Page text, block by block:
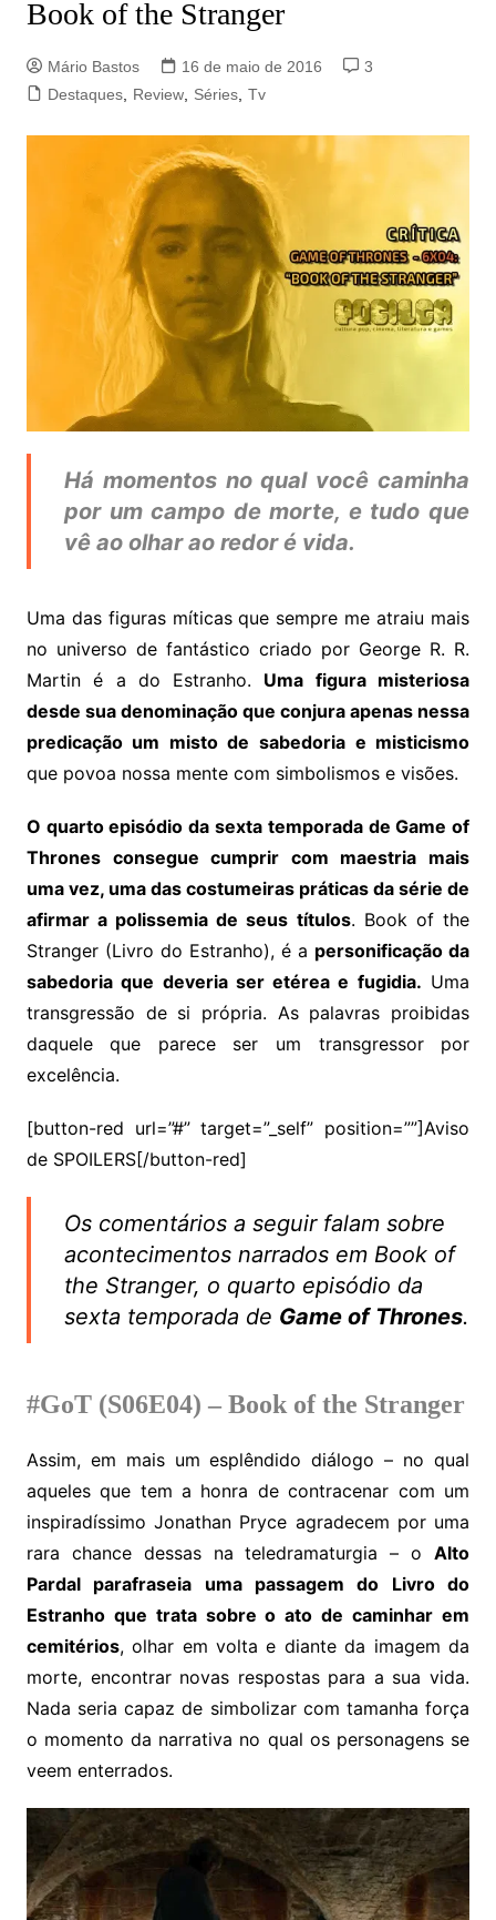
Book of the Stranger
Mário Bastos 16 de maio de 2016
3
Destaques, Review, Séries, Tv
Há momentos no qual você caminha
por um campo de morte, e tudo que
vê ao olhar ao redor é vida.
Uma das figuras míticas que sempre me atraiu mais
no universo de fantástico criado por George R. R.
Martin é a do Estranho. Uma figura misteriosa
desde sua denominação que conjura apenas nessa
predicação um misto de sabedoria e misticismo
que povoa nossa mente com simbolismos e visões.
O quarto episódio da sexta temporada de Game of
Thrones consegue cumprir com maestria mais
uma vez, uma das costumeiras práticas da série de
afirmar a polissemia de seus títulos. Book of the
Stranger (Livro do Estranho), é a personificação da
sabedoria que deveria ser etérea e fugidia. Uma
transgressão de si própria. As palavras proibidas
daquele que parece ser um transgressor por
excelência.
[button-red url=”#” target=”_self” position=””]Aviso
de SPOILERS[/button-red]
Os comentários a seguir falam sobre
acontecimentos narrados em Book of
the Stranger, o quarto episódio da
sexta temporada de Game of Thrones.
#GoT (S06E04) – Book of the Stranger
Assim, em mais um esplêndido diálogo – no qual
aqueles que tem a honra de contracenar com um
inspiradíssimo Jonathan Pryce agradecem por uma
rara chance dessas na teledramaturgia – oAlto
Pardal parafraseia uma passagem do Livro do
Estranho que trata sobre o ato de caminhar em
cemitérios, olhar em volta e diante da imagem da
morte, encontrar novas respostas para a sua vida.
Nada seria capaz de simbolizar com tamanha força
o momento da narrativa no qual os personagens se
veem enterrados.